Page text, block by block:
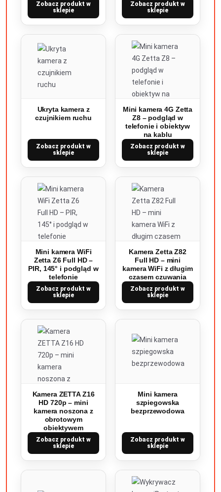
Zobacz produkt w
sklepie
Zobacz produkt w
sklepie
Ukryta kamera z
czujnikiem ruchu
Zobacz produkt w
sklepie
Mini kamera 4G Zetta
Z8 – podgląd w
telefonie i obiektyw
na kablu
Zobacz produkt w
sklepie
Mini kamera WiFi
Zetta Z6 Full HD –
PIR, 145° i podgląd w
telefonie
Zobacz produkt w
sklepie
Kamera Zetta Z82
Full HD – mini
kamera WiFi z długim
czasem czuwania
Zobacz produkt w
sklepie
Kamera ZETTA Z16
HD 720p – mini
kamera noszona z
obrotowym
obiektywem
Zobacz produkt w
sklepie
Mini kamera
szpiegowska
bezprzewodowa
Zobacz produkt w
sklepie